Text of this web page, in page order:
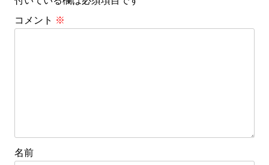
コメント ※
名前